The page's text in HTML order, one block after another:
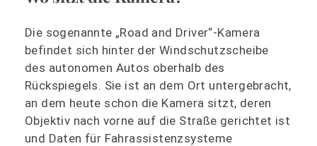
Die sogenannte „Road and Driver“-Kamera
befindet sich hinter der Windschutzscheibe
des autonomen Autos oberhalb des
Rückspiegels. Sie ist an dem Ort untergebracht,
an dem heute schon die Kamera sitzt, deren
Objektiv nach vorne auf die Straße gerichtet ist
und Daten für Fahrassistenzsysteme